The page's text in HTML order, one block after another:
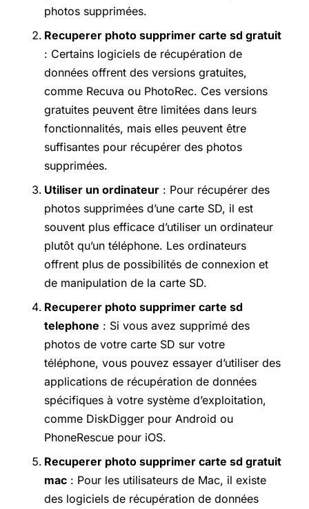
photos supprimées.
Recuperer photo supprimer carte sd gratuit
: Certains logiciels de récupération de
données offrent des versions gratuites,
comme Recuva ou PhotoRec. Ces versions
gratuites peuvent être limitées dans leurs
fonctionnalités, mais elles peuvent être
suffisantes pour récupérer des photos
supprimées.
Utiliser un ordinateur : Pour récupérer des
photos supprimées d’une carte SD, il est
souvent plus efficace d’utiliser un ordinateur
plutôt qu’un téléphone. Les ordinateurs
offrent plus de possibilités de connexion et
de manipulation de la carte SD.
Recuperer photo supprimer carte sd
telephone : Si vous avez supprimé des
photos de votre carte SD sur votre
téléphone, vous pouvez essayer d’utiliser des
applications de récupération de données
spécifiques à votre système d’exploitation,
comme DiskDigger pour Android ou
PhoneRescue pour iOS.
Recuperer photo supprimer carte sd gratuit
mac : Pour les utilisateurs de Mac, il existe
des logiciels de récupération de données